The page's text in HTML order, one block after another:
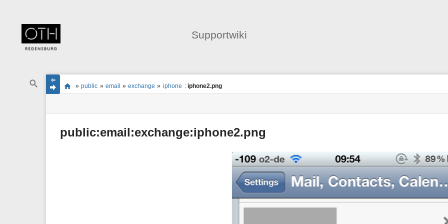
Supportwiki
Wikiübergreifende
SchnellsucheSeitenstatus
Standortanzeiger
Sie
befinden
» public » email » exchange » iphone :iphone2.png
Seiten-
public:email:exchange:iphone2.png